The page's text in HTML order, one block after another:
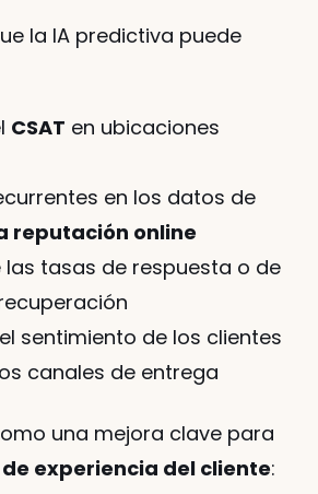
la IA predictiva puede
CSAT en ubicaciones
reputación online
las tasas de respuesta o de
sentimiento de los clientes
canales de entrega
una mejora clave para
experiencia del cliente: